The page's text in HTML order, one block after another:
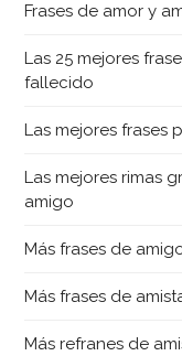
Frases de amor y
Las 25 mejores
fallecido
Las mejores frases
Las mejores rimas
amigo
Más frases de
Más frases de
Más refranes de